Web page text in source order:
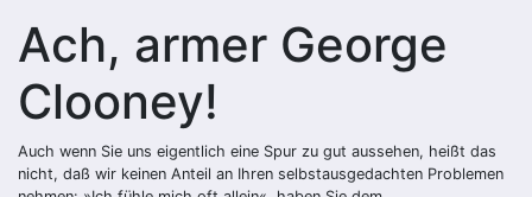
Ach, armer George
Clooney!
Auch wenn Sie uns eigentlich eine Spur zu gut aussehen, heißt das
nicht, daß wir keinen Anteil an Ihren selbstausgedachten Problemen